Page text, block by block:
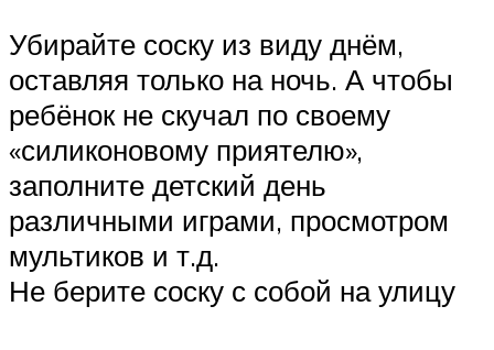
Убирайте соску из виду днём,
оставляя только на ночь. А чтобы
ребёнок не скучал по своему
«силиконовому приятелю»,
заполните детский день
различными играми, просмотром
мультиков и т.д.
Не берите соску с собой на улицу